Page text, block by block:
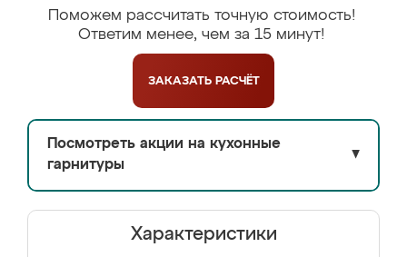
Поможем рассчитать точную стоимость!
Ответим менее, чем за 15 минут!
ЗАКАЗАТЬ РАСЧЁТ
Посмотреть акции на кухонные
гарнитуры
▼
Характеристики